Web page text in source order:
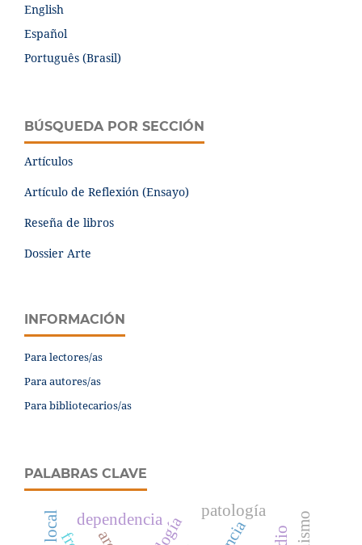
English
Español
Português (Brasil)
BÚSQUEDA POR SECCIÓN
Artículos
Artículo de Reflexión (Ensayo)
Reseña de libros
Dossier Arte
INFORMACIÓN
Para lectores/as
Para autores/as
Para bibliotecarios/as
PALABRAS CLAVE
dependencia
patología